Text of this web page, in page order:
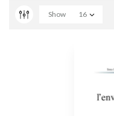
Show 16